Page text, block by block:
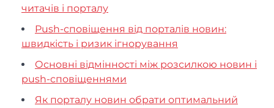
читачів і порталу
Push-сповіщення від порталів новин:
швидкість і ризик ігнорування
Основні відмінності між розсилкою новин і
push-сповіщеннями
Як порталу новин обрати оптимальний